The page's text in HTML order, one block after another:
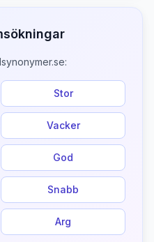
Stor
Vacker
God
Snabb
Arg